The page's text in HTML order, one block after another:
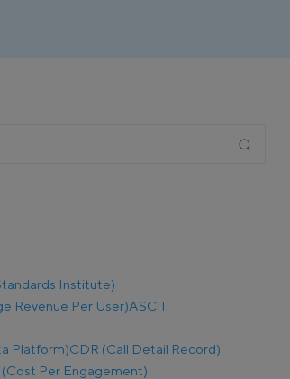
Institute)
Revenue Per User)ASCII
Platform)CDR (Call Detail Record)
(Cost Per Engagement)